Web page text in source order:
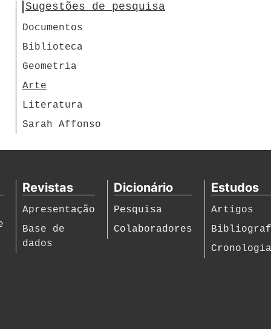
Sugestões de pesquisa
Documentos
Biblioteca
Geometria
Arte
Literatura
Sarah Affonso
Revistas
Apresentação
Base de
dados
Dicionário
Pesquisa
Colaboradores
Estudos
Artigos